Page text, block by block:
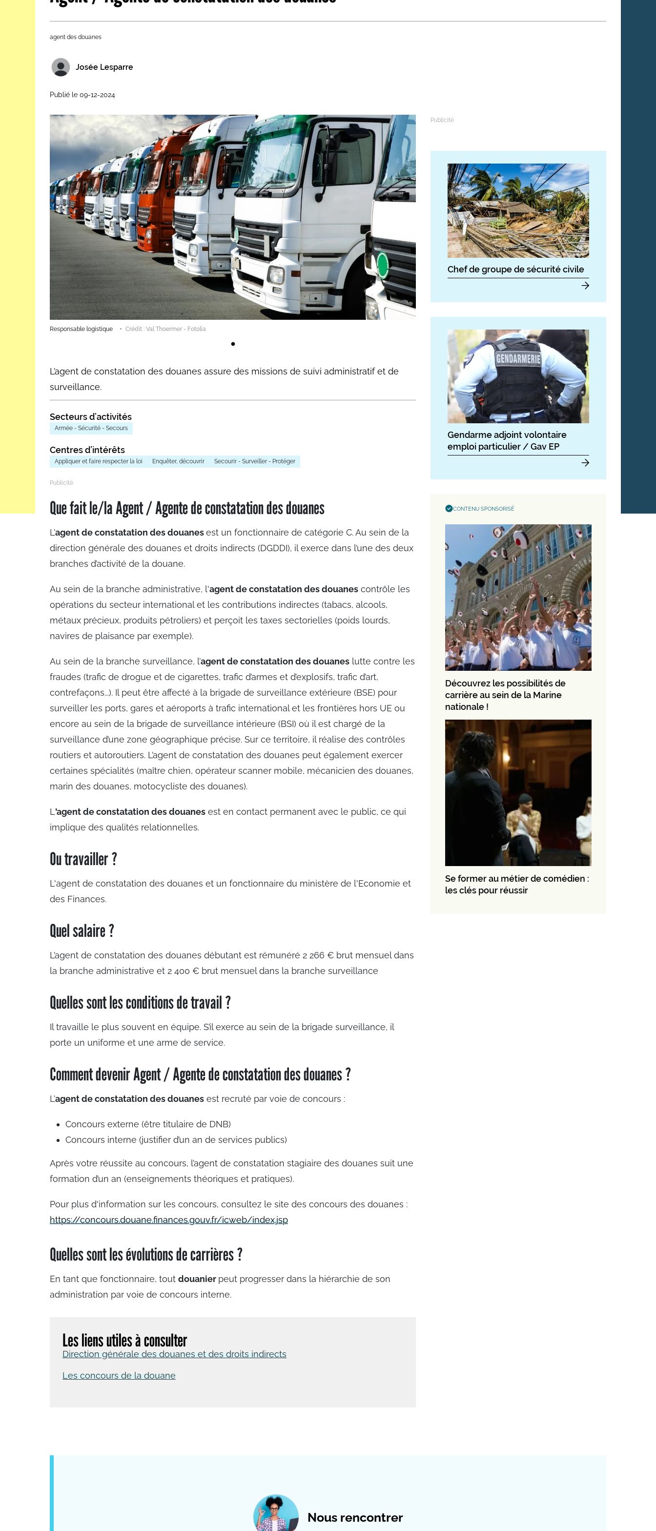
Avec nos focus diplômes
Apprendre autrement
Avec nos focus métiers À l'étranger
Découvrir le monde
agent des douanes
Josée Lesparre
Publié le 09-12-2024
Responsable logistique Crédit : Val Thoermer - Fotolia
L’agent de constatation des douanes assure des missions de suivi administratif et de
surveillance.
Secteurs d’activités
Armée - Sécurité - Secours
Centres d’intérêts
Appliquer et faire respecter la loi Enquêter, découvrir Secourir - Surveiller - Protéger
Que fait le/la Agent / Agente de constatation des douanes
L’agent de constatation des douanesest un fonctionnaire de catégorie C. Au sein de la
direction générale des douanes et droits indirects (DGDDI), il exerce dans l’une des deux
branches d’activité de la douane.
Au sein de la branche administrative, l'agent de constatation des douanes contrôle les
opérations du secteur international et les contributions indirectes (tabacs, alcools,
métaux précieux, produits pétroliers) et perçoit les taxes sectorielles (poids lourds,
navires de plaisance par exemple).
Au sein de la branche surveillance, l’agent de constatation des douanes lutte contre les
fraudes (trafic de drogue et de cigarettes, trafic d’armes et d’explosifs, trafic d’art,
contrefaçons...). Il peut être affecté à la brigade de surveillance extérieure (BSE) pour
surveiller les ports, gares et aéroports à trafic international et les frontières hors UE ou
encore au sein de la brigade de surveillance intérieure (BSI) où il est chargé de la
surveillance d’une zone géographique précise. Sur ce territoire, il réalise des contrôles
routiers et autoroutiers. L’agent de constatation des douanes peut également exercer
certaines spécialités (maître chien, opérateur scanner mobile, mécanicien des douanes,
marin des douanes, motocycliste des douanes).
L’agent de constatation des douanes est en contact permanent avec le public, ce qui
implique des qualités relationnelles.
Ou travailler ?
L'agent de constatation des douanes et un fonctionnaire du ministère de l'Economie et
des Finances.
Quel salaire ?
L’agent de constatation des douanes débutant est rémunéré 2 266 € brut mensuel dans
la branche administrative et 2 400 € brut mensuel dans la branche surveillance
Quelles sont les conditions de travail ?
Il travaille le plus souvent en équipe. S’il exerce au sein de la brigade surveillance, il
porte un uniforme et une arme de service.
Comment devenir Agent / Agente de constatation des douanes ?
L’agent de constatation des douanes est recruté par voie de concours :
Concours externe (être titulaire de DNB)
Concours interne (justifier d’un an de services publics)
Après votre réussite au concours, l’agent de constatation stagiaire des douanes suit une
formation d’un an (enseignements théoriques et pratiques).
Pour plus d'information sur les concours, consultez le site des concours des douanes :
https://concours.douane.finances.gouv.fr/icweb/index.jsp
Quelles sont les évolutions de carrières ?
En tant que fonctionnaire, tout douanier peut progresser dans la hiérarchie de son
administration par voie de concours interne.
Les liens utiles à consulter
Direction générale des douanes et des droits indirects
Les concours de la douane
Chef de groupe de sécurité civile
Gendarme adjoint volontaire
emploi particulier / Gav EP
CONTENU SPONSORISÉ
Découvrez les possibilités de
carrière au sein de la Marine
nationale !
Se former au métier de comédien :
les clés pour réussir
Nous rencontrer